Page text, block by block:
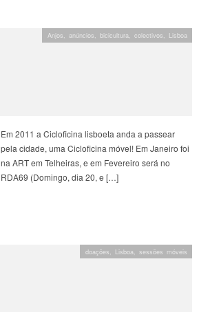
Em 2011 a Cicloficina lisboeta anda a passear
pela cidade, uma Cicloficina móvel! Em Janeiro foi
na ART em Telheiras, e em Fevereiro será no
RDA69 (Domingo, dia 20, e […]
Anjos, anúncios, bicicultura, colectivos, Lisboa
doações Lisboa sessões móveis